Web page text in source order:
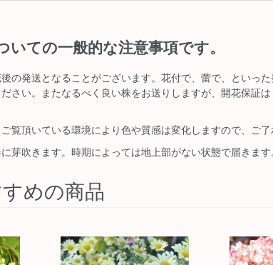
いての一般的な注意事項です。
の発送となることがございます。花付で、蕾で、といっ
さい。またなるべく良い株をお送りしますが、開花保証
覧頂いている環境により色や質感は変化しますので、ご了
芽吹きます。時期によっては地上部がない状態で届きます
めの商品